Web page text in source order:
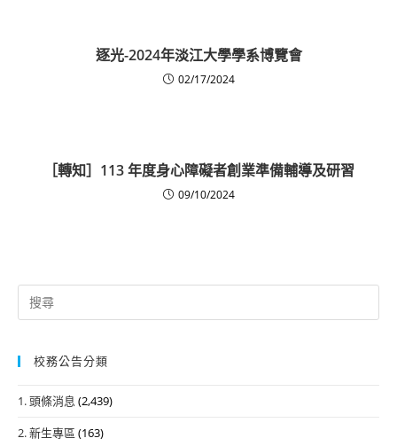
逐光-2024年淡江大學學系博覽會
02/17/2024
［轉知］113 年度身心障礙者創業準備輔導及研習
09/10/2024
Search
for:
校務公告分類
1. 頭條消息 (2,439)
2. 新生專區 (163)